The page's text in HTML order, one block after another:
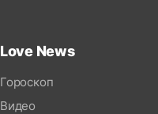
Love News
Гороскоп
Видео